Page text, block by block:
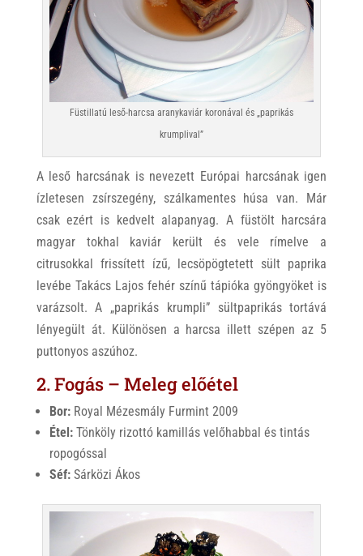
Füstillatú leső-harcsa aranykaviár koronával és „paprikás
krumplival”
A leső harcsának is nevezett Európai harcsának igen
ízletesen zsírszegény, szálkamentes húsa van. Már
csak ezért is kedvelt alapanyag. A füstölt harcsára
magyar tokhal kaviár került és vele rímelve a
citrusokkal frissített ízű, lecsöpögtetett sült paprika
levébe Takács Lajos fehér színű tápióka gyöngyöket is
varázsolt. A „paprikás krumpli” sültpaprikás tortává
lényegült át. Különösen a harcsa illett szépen az 5
puttonyos aszúhoz.
2. Fogás – Meleg előétel
Bor:Royal Mézesmály Furmint 2009
Étel:Tönköly rizottó kamillás velőhabbal és tintás
ropogóssal
Séf: Sárközi Ákos